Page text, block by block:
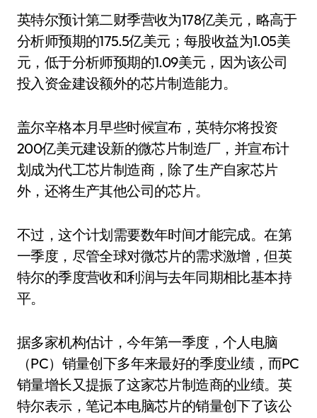
英特尔预计第二财季营收为178亿美元，略高于
分析师预期的175.5亿美元；每股收益为1.05美
元，低于分析师预期的1.09美元，因为该公司
投入资金建设额外的芯片制造能力。
盖尔辛格本月早些时候宣布，英特尔将投资
200亿美元建设新的微芯片制造厂，并宣布计
划成为代工芯片制造商，除了生产自家芯片
外，还将生产其他公司的芯片。
不过，这个计划需要数年时间才能完成。在第
一季度，尽管全球对微芯片的需求激增，但英
特尔的季度营收和利润与去年同期相比基本持
平。
据多家机构估计，今年第一季度，个人电脑
（PC）销量创下多年来最好的季度业绩，而PC
销量增长又提振了这家芯片制造商的业绩。英
特尔表示，笔记本电脑芯片的销量创下了该公